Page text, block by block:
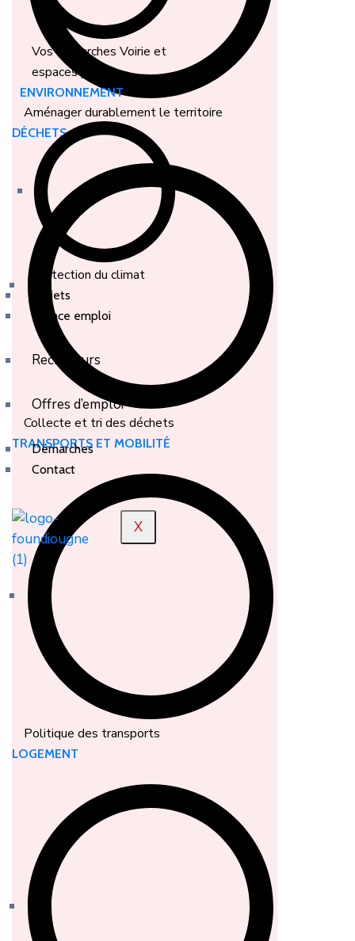
Aménager durablement le territoire
DÉCHETS
Collecte et tri des déchets
TRANSPORTS ET MOBILITÉ
Politique des transports
LOGEMENT
Vos démarches Voirie et
espaces publics
ENVIRONNEMENT
Protection du climat
Projets
Espace emploi
Recruteurs
Offres d’emploi
Démarches
Contact
X